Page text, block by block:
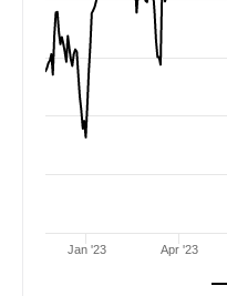
Jan '23 Apr '23